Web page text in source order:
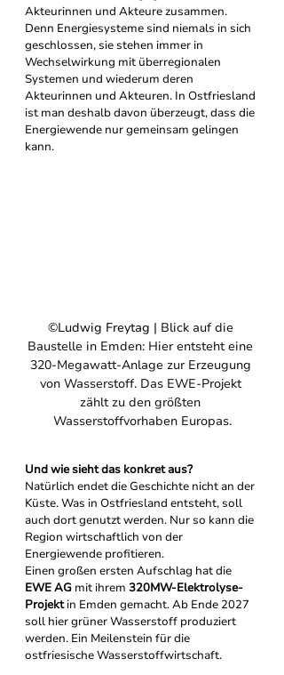
Akteurinnen und Akteure zusammen.
Denn Energiesysteme sind niemals in sich
geschlossen, sie stehen immer in
Wechselwirkung mit überregionalen
Systemen und wiederum deren
Akteurinnen und Akteuren. In Ostfriesland
ist man deshalb davon überzeugt, dass die
Energiewende nur gemeinsam gelingen
kann.
©Ludwig Freytag | Blick auf die
Baustelle in Emden: Hier entsteht eine
320-Megawatt-Anlage zur Erzeugung
von Wasserstoff. Das EWE-Projekt
zählt zu den größten
Wasserstoffvorhaben Europas.
Und wie sieht das konkret aus?
Natürlich endet die Geschichte nicht an der
Küste. Was in Ostfriesland entsteht, soll
auch dort genutzt werden. Nur so kann die
Region wirtschaftlich von der
Energiewende profitieren.
Einen großen ersten Aufschlag hat die
EWE AG mit ihrem 320MW-Elektrolyse-
Projekt in Emden gemacht. Ab Ende 2027
soll hier grüner Wasserstoff produziert
werden. Ein Meilenstein für die
ostfriesische Wasserstoffwirtschaft.